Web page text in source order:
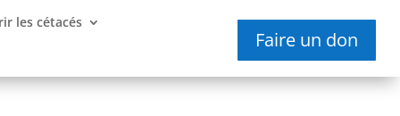
les cétacés
Faire un don